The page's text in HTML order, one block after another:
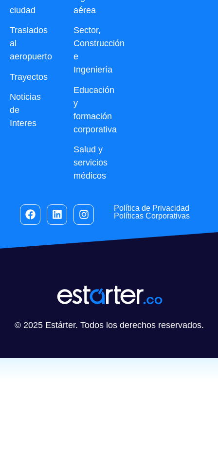
ciudad
Traslados
al
aeropuerto
Trayectos
Noticias
de
Interes
aérea
Sector,
Construcción
e
Ingeniería
Educación
y
formación
corporativa
Salud y
servicios
médicos
Política de Privacidad
Políticas Corporativas
© 2025 Estárter. Todos los derechos reservados.